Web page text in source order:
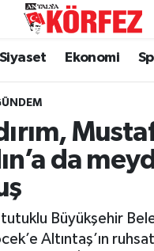
Siyaset Ekonomi
da
tutuklu Büyükşehir
Altıntaş’ın
Eczaneler
Puan Durumu ve